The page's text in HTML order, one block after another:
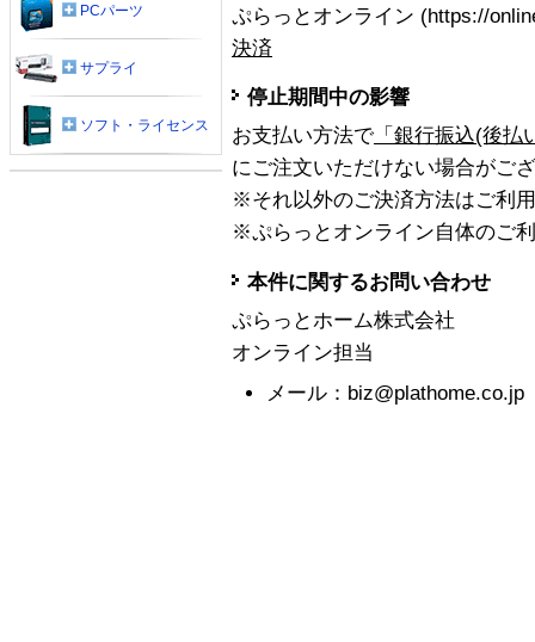
ぷらっとオンライン (https://
決済
停止期間中の影響
お支払い方法で「銀行振込(後払
にご注文いただけない場合がご
※それ以外のご決済方法はご利
※ぷらっとオンライン自体のご
本件に関するお問い合わせ
ぷらっとホーム株式会社
オンライン担当
メール：biz@plathome.co.jp
PCパーツ
サプライ
ソフト・ライセンス